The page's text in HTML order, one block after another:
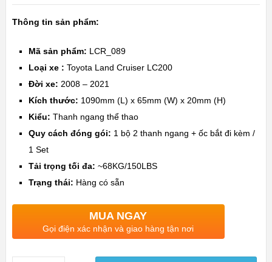
Thông tin sản phẩm:
Mã sản phẩm: LCR_089
Loại xe : Toyota Land Cruiser LC200
Đời xe: 2008 – 2021
Kích thước: 1090mm (L) x 65mm (W) x 20mm (H)
Kiểu: Thanh ngang thể thao
Quy cách đóng gói: 1 bộ 2 thanh ngang + ốc bắt đi kèm /
1 Set
Tải trọng tối đa: ~68KG/150LBS
Trạng thái: Hàng có sẵn
MUA NGAY
Gọi điện xác nhận và giao hàng tận nơi